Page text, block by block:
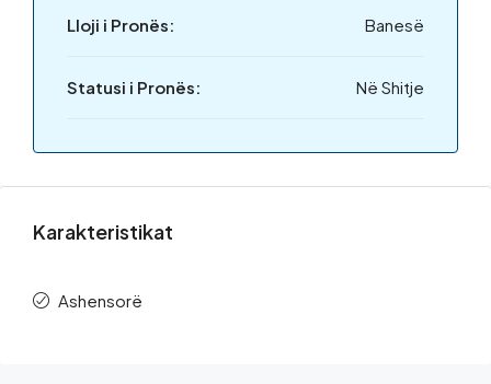
Lloji i Pronës: Banesë
Statusi i Pronës: Në Shitje
Karakteristikat
Ashensorë